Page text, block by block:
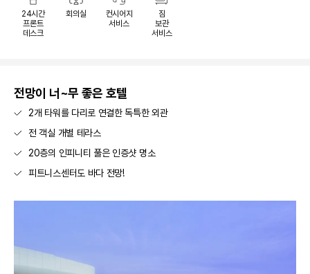
24시간
프론트
데스크
회의실
컨시어지
서비스
짐
보관
서비스
전망이 너~무 좋은 호텔
2개 타워를 다리로 연결한 독특한 외관
전 객실 개별 테라스
20층의 인피니티 풀은 인증샷 명소
피트니스센터도 바다 전망!